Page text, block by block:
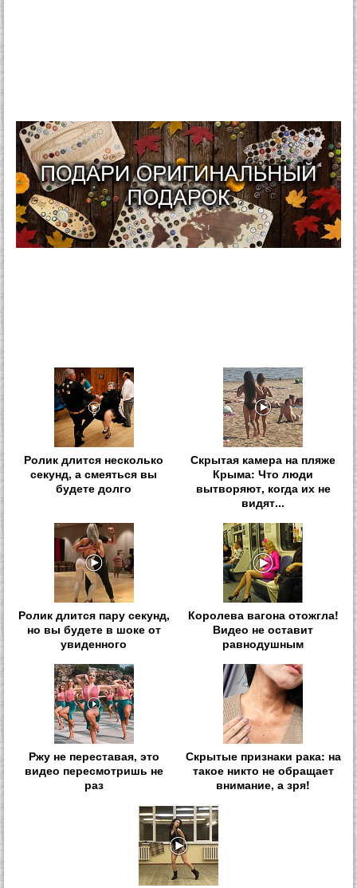
Ролик длится несколько
секунд, а смеяться вы
будете долго
Скрытая камера на пляже
Крыма: Что люди
вытворяют, когда их не
видят...
Ролик длится пару секунд,
но вы будете в шоке от
увиденного
Королева вагона отожгла!
Видео не оставит
равнодушным
Ржу не переставая, это
видео пересмотришь не
раз
Скрытые признаки рака: на
такое никто не обращает
внимание, а зря!